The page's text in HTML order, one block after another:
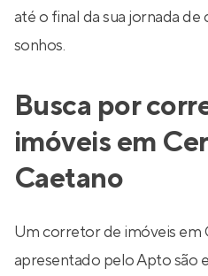
até o final da sua jornada
sonhos.
Busca por
imóveis em
Caetano
Um corretor de imóveis em
apresentado pelo Apto são